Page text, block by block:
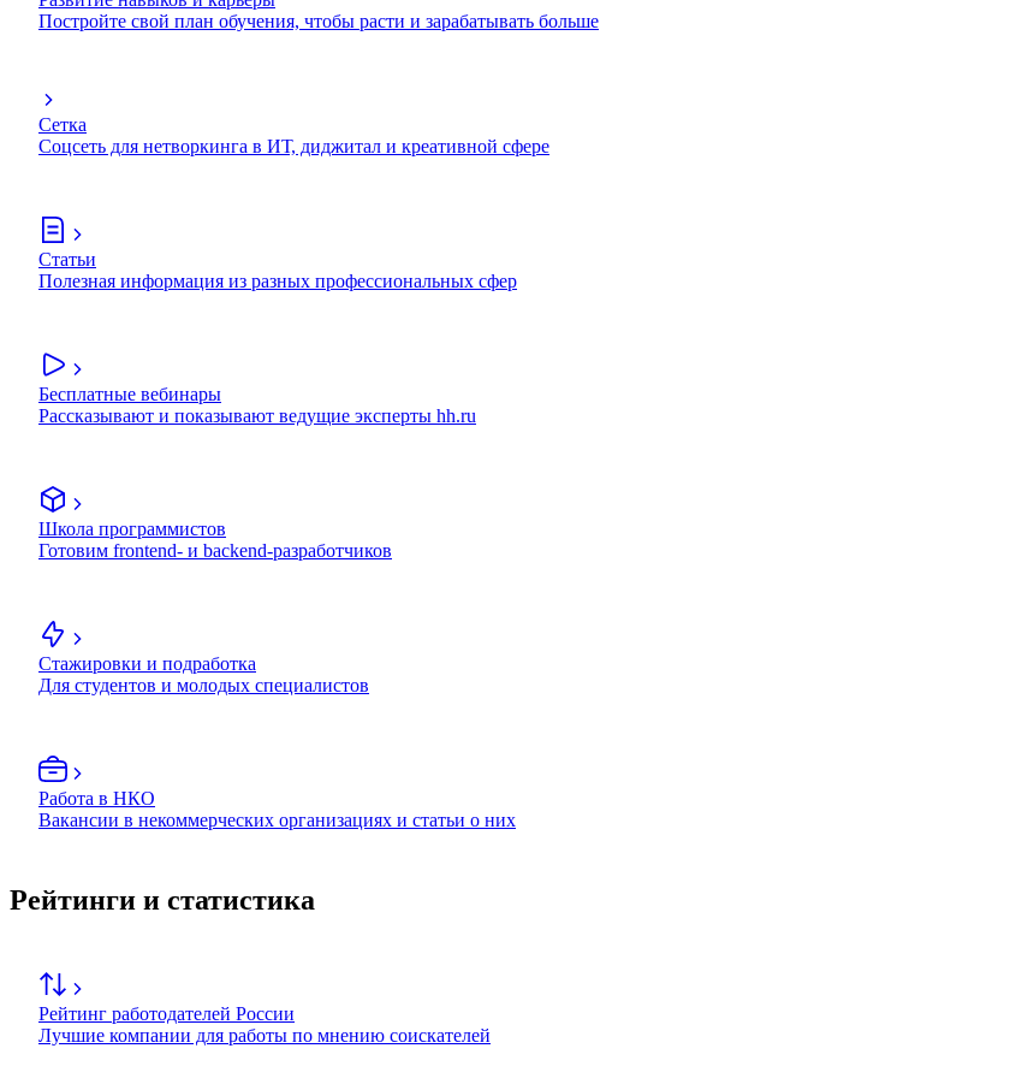
Постройте свой план обучения, чтобы расти и зарабатывать больше
Сетка
Соцсеть для нетворкинга в ИТ, диджитал и креативной сфере
Статьи
Полезная информация из разных профессиональных сфер
Бесплатные вебинары
Рассказывают и показывают ведущие эксперты hh.ru
Школа программистов
Готовим frontend- и backend-разработчиков
Стажировки и подработка
Для студентов и молодых специалистов
Работа в НКО
Вакансии в некоммерческих организациях и статьи о них
Рейтинги и статистика
Рейтинг работодателей России
Лучшие компании для работы по мнению соискателей